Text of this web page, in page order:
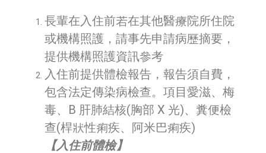
長輩在入住前若在其他醫療院所住院
或機構照護，請事先申請病歷摘要，
提供機構照護資訊參考
入住前提供體檢報告，報告須自費，
包含法定傳染病檢查。項目愛滋、梅
毒、B 肝肺結核(胸部 X 光)、糞便檢
查(桿狀性痢疾、阿米巴痢疾)
【入住前體檢】